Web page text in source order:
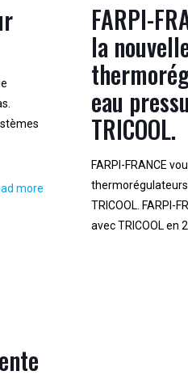
more
FARPI-
la
eau
TRICOOL.
FARPI-FRANCE
TRICOOL. FARPI-
avec TRICOOL en